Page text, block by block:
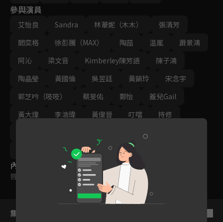
參與演員
艾怡良 Sandra 林葦妮（木木）
張清芳
閻奕格
徐彭臒（MAX） 陶喆 温嵐
蕭景鴻
阿沁
梁文音 Kimberley陳芳語
陳子鴻
陶晶瑩
黃國倫 吳昱廷 黃韻玲
宋念宇
郭芝吟（吱吱）
蔡旻佑 鄭怡
蓋兒Gail
黃大煒
李浩瑋 黃偉晉 叮噹
持修
內容標籤
普遍級
集數列表